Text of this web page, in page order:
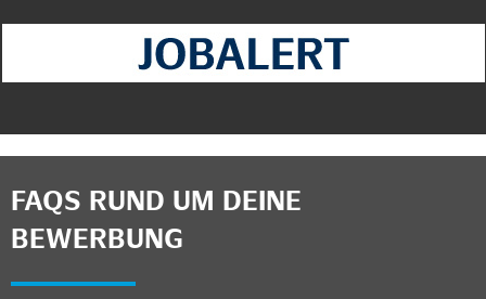
FAQS RUND UM DEINE
BEWERBUNG